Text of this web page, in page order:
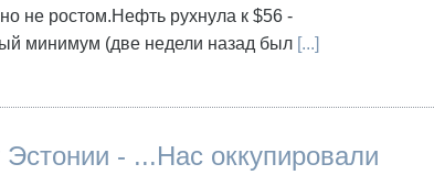
не ростом.Нефть рухнула к $56 -
минимум (две недели назад был [...]
Эстонии - ...Нас оккупировали